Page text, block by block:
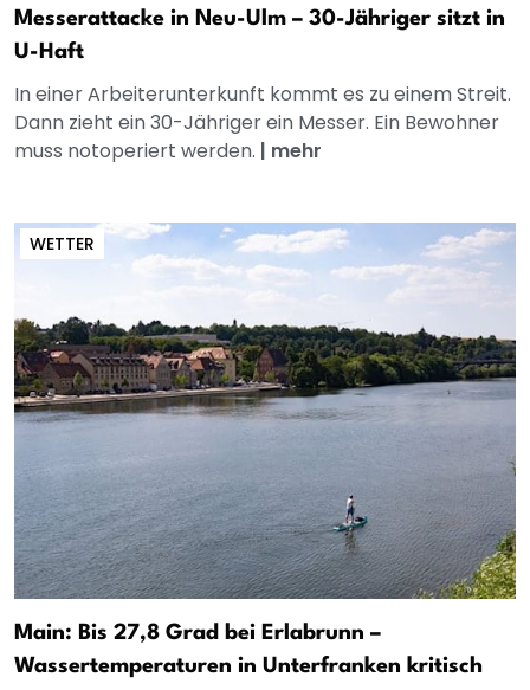
Messerattacke in Neu-Ulm – 30-Jähriger sitzt in
U-Haft
In einer Arbeiterunterkunft kommt es zu einem Streit.
Dann zieht ein 30-Jähriger ein Messer. Ein Bewohner
muss notoperiert werden. | mehr
WETTER
Main: Bis 27,8 Grad bei Erlabrunn –
Wassertemperaturen in Unterfranken kritisch